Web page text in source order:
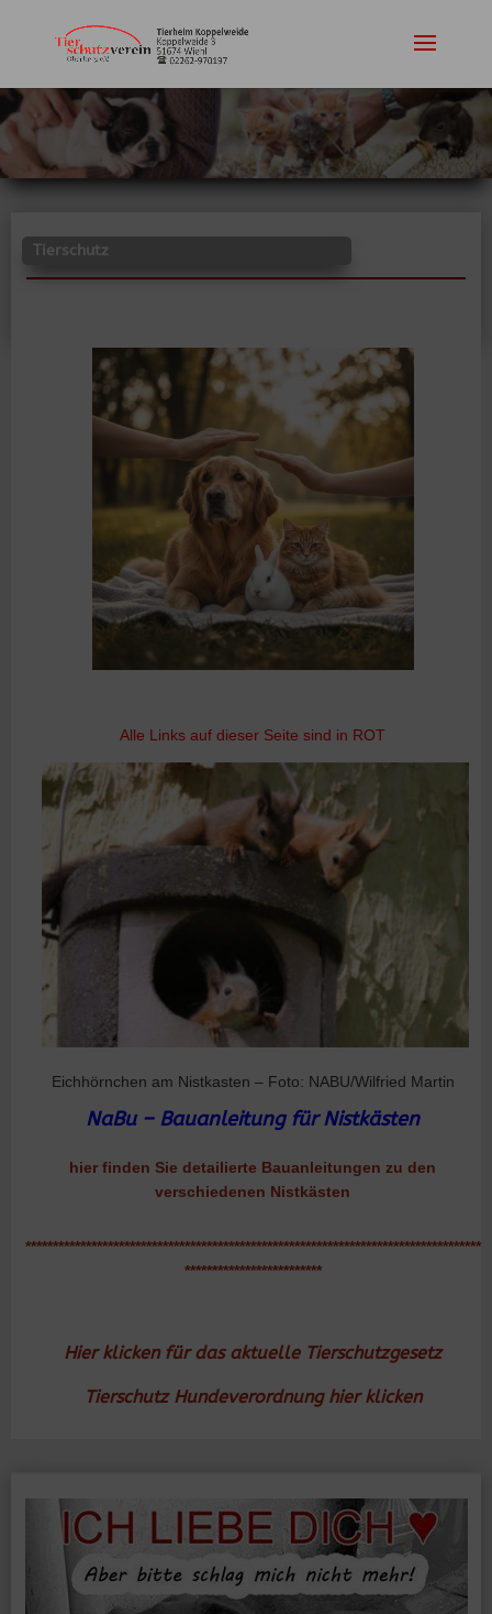
Tierschutz
Alle Links auf dieser Seite sind in ROT
Eichhörnchen am Nistkasten – Foto: NABU/Wilfried Martin
NaBu – Bauanleitung für Nistkästen
hier finden Sie detailierte Bauanleitungen zu den
verschiedenen Nistkästen
***********************************************************************************
*************************
Hier klicken für das aktuelle Tierschutzgesetz
Tierschutz Hundeverordnung hier klicken